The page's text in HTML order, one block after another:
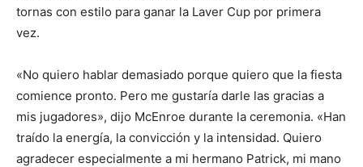
tornas con estilo para ganar la Laver Cup por primera
vez.
«No quiero hablar demasiado porque quiero que la fiesta
comience pronto. Pero me gustaría darle las gracias a
mis jugadores», dijo McEnroe durante la ceremonia. «Han
traído la energía, la convicción y la intensidad. Quiero
agradecer especialmente a mi hermano Patrick, mi mano